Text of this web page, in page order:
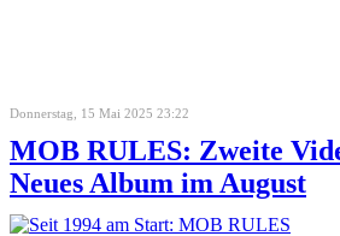
Donnerstag, 15 Mai 2025 23:22
MOB RULES: Zweite
Neues Album im August